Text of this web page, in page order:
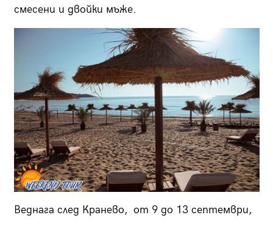
смесени и двойки мъже.
Веднага след Кранево, от 9 до 13 септември,